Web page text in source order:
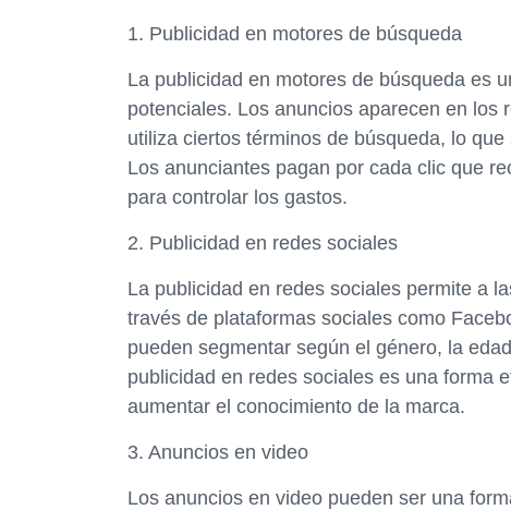
1. Publicidad en motores de búsqueda
La publicidad en motores de búsqueda es
potenciales. Los anuncios aparecen en
utiliza ciertos términos de búsqueda, lo
Los anunciantes pagan por cada clic que
para controlar los gastos.
2. Publicidad en redes sociales
La publicidad en redes sociales permite a
través de plataformas sociales como
pueden segmentar según el género, la
publicidad en redes sociales es una forma
aumentar el conocimiento de la marca.
3. Anuncios en video
Los anuncios en video pueden ser una